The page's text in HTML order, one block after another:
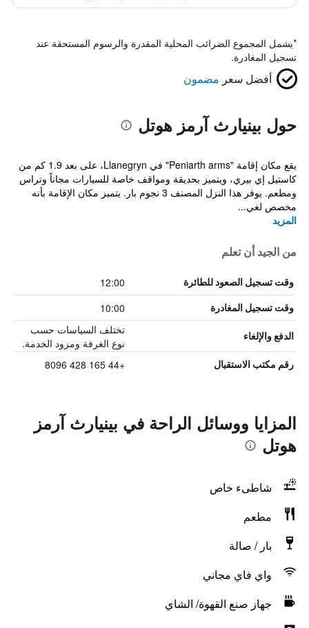
*يشمل المجموع الضرائب المحلية المقدرة والرسوم المستحقة عند
تسجيل المغادرة.
أفضل سعر مضمون
حول بينيارث آرمز هوتل
يقع مكان إقامة "Peniarth arms" في Llanegryn، على بعد 1.9 كم من
كاستيل إي بيري، ويتميز بحديقة ومواقف خاصة للسيارات مجاناً وتراس
ومطعم. يوفر هذا النزل المصنف 3 نجوم بار. يتميز مكان الإقامة بأنه
مخصص لغي...
المزيد
من الجيد أن تعلم
وقت تسجيل الصعود للطائرة 12:00
وقت تسجيل المغادرة 10:00
الدفع والإلغاء
تختلف السياسات حسب
نوع الغرفة ومزود الخدمة.
رقم مكتب الاستقبال +44 165 428 8096
المزايا ووسائل الراحة في بينيارث آرمز
هوتل
شاطىء خاص
مطعم
بار / صالة
واي فاي مجاني
جهاز صنع القهوة/ الشاي